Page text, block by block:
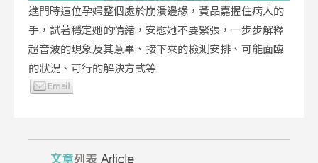
進門時這位孕婦整個處於崩潰邊緣，黃品嘉握住病人的
手，試著穩定她的情緒，安慰她不要緊張，一步步解釋
超音波的現象及其意畢、接下來的檢測安排、可能面臨
的狀況、可行的解決方式等